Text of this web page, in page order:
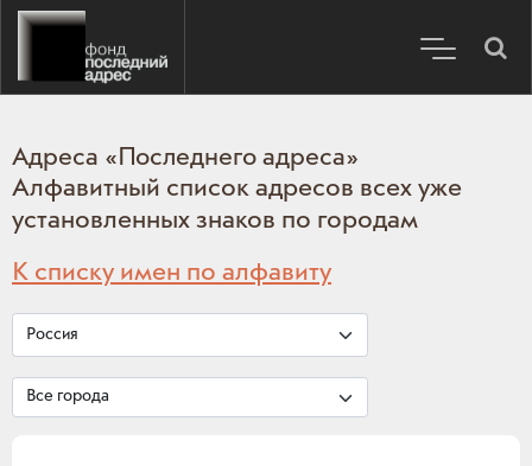
Адреса «Последнего адреса»
Алфавитный список адресов всех уже
установленных знаков по городам
К списку имен по алфавиту